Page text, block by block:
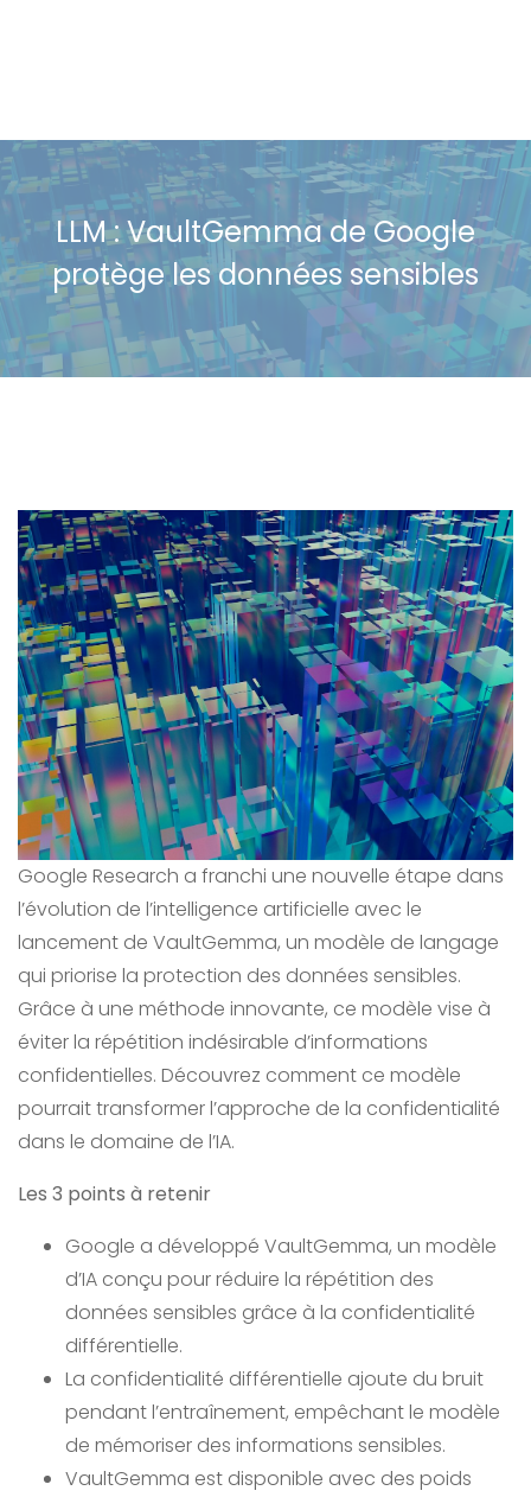
LLM : VaultGemma de Google
protège les données sensibles
Google Research a franchi une nouvelle étape dans
l’évolution de l’intelligence artificielle avec le
lancement de VaultGemma, un modèle de langage
qui priorise la protection des données sensibles.
Grâce à une méthode innovante, ce modèle vise à
éviter la répétition indésirable d’informations
confidentielles. Découvrez comment ce modèle
pourrait transformer l’approche de la confidentialité
dans le domaine de l’IA.
Les 3 points à retenir
Google a développé VaultGemma, un modèle
d’IA conçu pour réduire la répétition des
données sensibles grâce à la confidentialité
différentielle.
La confidentialité différentielle ajoute du bruit
pendant l’entraînement, empêchant le modèle
de mémoriser des informations sensibles.
VaultGemma est disponible avec des poids